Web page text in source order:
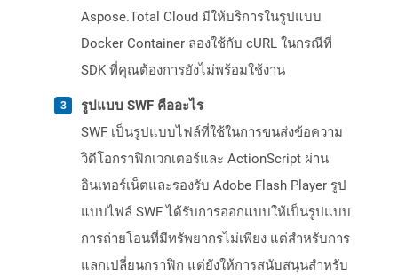
Aspose.Total Cloud มีให้บริการในรูปแบบ
Docker Container ลองใช้กับ cURL ในกรณีที่
SDK ที่คุณต้องการยังไม่พร้อมใช้งาน
รูปแบบ SWF คืออะไร
SWF เป็นรูปแบบไฟล์ที่ใช้ในการขนส่งข้อความ
วิดีโอกราฟิกเวกเตอร์และ ActionScript ผ่าน
อินเทอร์เน็ตและรองรับ Adobe Flash Player รูป
แบบไฟล์ SWF ได้รับการออกแบบให้เป็นรูปแบบ
การถ่ายโอนที่มีทรัพยากรไม่เพียง แต่สำหรับการ
แลกเปลี่ยนกราฟิก แต่ยังให้การสนับสนุนสำหรับ